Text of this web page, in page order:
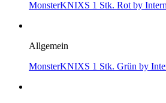
MonsterKNIXS 1 Stk. Rot by
Allgemein
MonsterKNIXS 1 Stk. Grün by